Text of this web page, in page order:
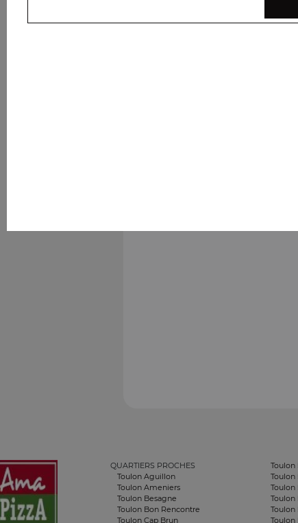
QUARTIERS PROCHES
Toulon Aguillon
Toulon Ameniers
Toulon Besagne
Toulon Bon Rencontre
Toulon Cap Brun
Toulon
Toulon
Toulon
Toulon
Toulon
Toulon